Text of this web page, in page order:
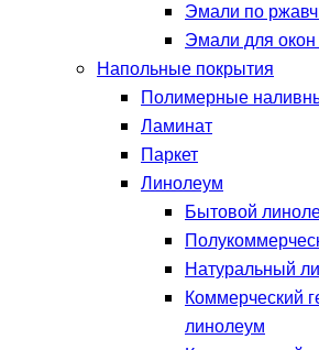
Эмали по
Эмали для
Напольные покрытия
Полимерные
Ламинат
Паркет
Линолеум
Бытовой
Натуральный
Коммерческий
линолеум